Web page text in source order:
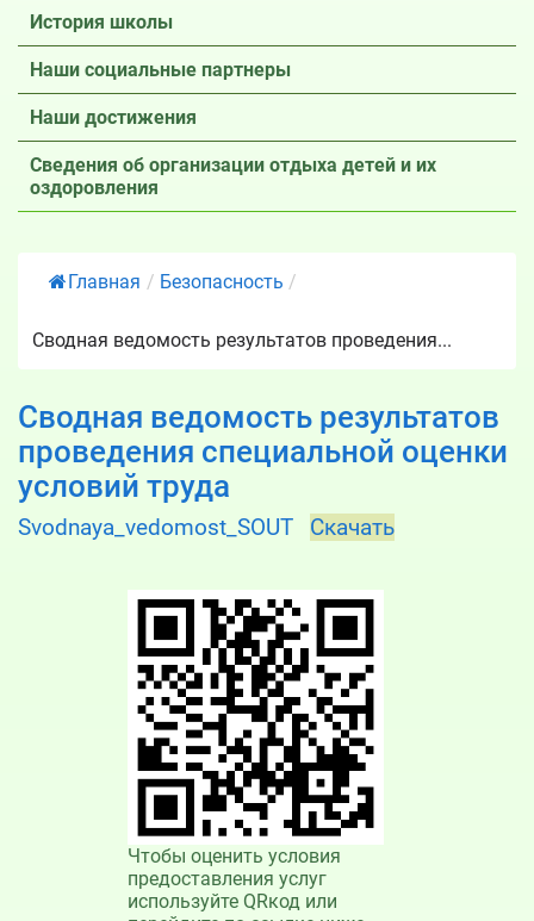
История школы
Наши социальные партнеры
Наши достижения
Сведения об организации отдыха детей и их
оздоровления
Главная / Безопасность /
Сводная ведомость результатов проведения...
Сводная ведомость результатов
проведения специальной оценки
условий труда
Svodnaya_vedomost_SOUT Скачать
Чтобы оценить условия
предоставления услуг
используйте QRкод или